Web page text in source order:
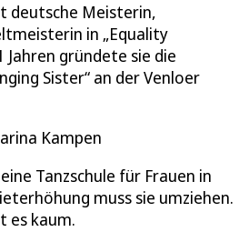
deutsche Meisterin,
in „Equality
Jahren gründete sie die
Sister“ an der Venloer
Kampen
Tanzschule für Frauen in
muss sie umziehen.
es kaum.